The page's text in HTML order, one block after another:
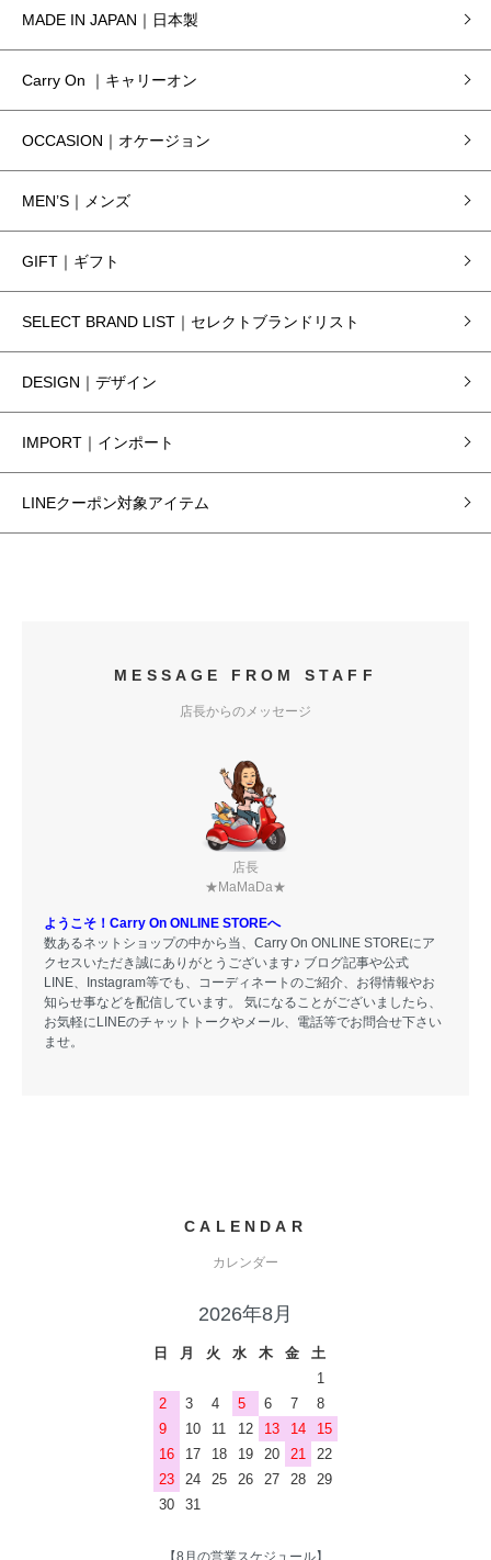
MADE IN JAPAN｜日本製
Carry On ｜キャリーオン
OCCASION｜オケージョン
MEN’S｜メンズ
GIFT｜ギフト
SELECT BRAND LIST｜セレクトブランドリスト
DESIGN｜デザイン
IMPORT｜インポート
LINEクーポン対象アイテム
MESSAGE FROM STAFF
店長からのメッセージ
店長
★MaMaDa★
ようこそ！Carry On ONLINE STOREへ
数あるネットショップの中から当、Carry On ONLINE STOREにア
クセスいただき誠にありがとうございます♪ ブログ記事や公式
LINE、Instagram等でも、コーディネートのご紹介、お得情報やお
知らせ事などを配信しています。 気になることがございましたら、
お気軽にLINEのチャットトークやメール、電話等でお問合せ下さい
ませ。
CALENDAR
カレンダー
2026年8月
日 月 火 水 木 金
土
1
2
3 4 5 6 7
8
9
10 11 12 13 14
15
16
17 18 19 20 21
22
23
24 25 26 27 28
29
30
31
【8月の営業スケジュール】